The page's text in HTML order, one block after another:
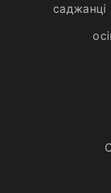
саджанці